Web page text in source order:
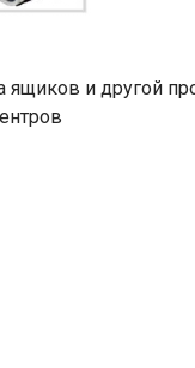
ящиков и другой